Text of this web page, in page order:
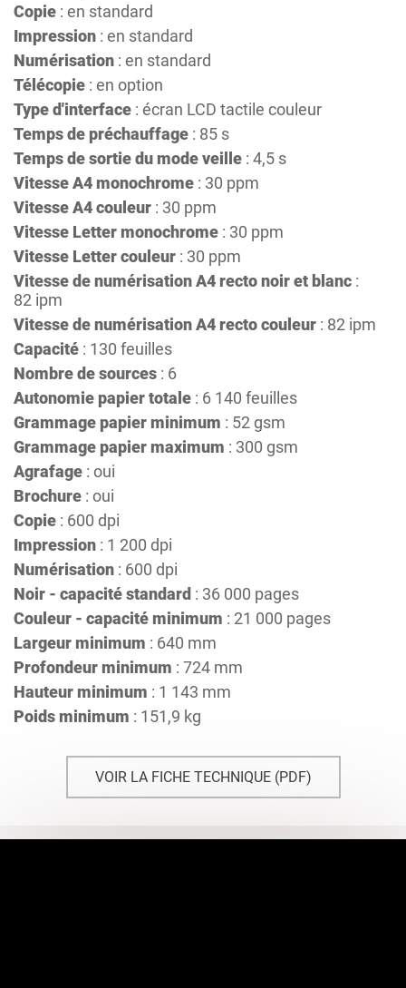
Copie : en standard
Impression : en standard
Numérisation : en standard
Télécopie : en option
Type d'interface : écran LCD tactile couleur
Temps de préchauffage : 85 s
Temps de sortie du mode veille : 4,5 s
Vitesse A4 monochrome : 30 ppm
Vitesse A4 couleur : 30 ppm
Vitesse Letter monochrome : 30 ppm
Vitesse Letter couleur : 30 ppm
Vitesse de numérisation A4 recto noir et blanc :
82 ipm
Vitesse de numérisation A4 recto couleur : 82 ipm
Capacité : 130 feuilles
Nombre de sources : 6
Autonomie papier totale : 6 140 feuilles
Grammage papier minimum : 52 gsm
Grammage papier maximum : 300 gsm
Agrafage : oui
Brochure : oui
Copie : 600 dpi
Impression : 1 200 dpi
Numérisation : 600 dpi
Noir - capacité standard : 36 000 pages
Couleur - capacité minimum : 21 000 pages
Largeur minimum : 640 mm
Profondeur minimum : 724 mm
Hauteur minimum : 1 143 mm
Poids minimum : 151,9 kg
VOIR LA FICHE TECHNIQUE (PDF)